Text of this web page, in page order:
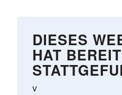
DIESES
HAT
v